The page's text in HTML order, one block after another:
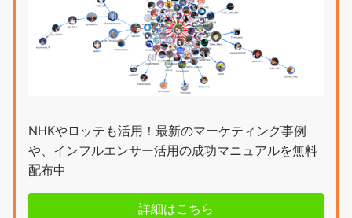
NHKやロッテも活用！最新のマーケティング事例
や、インフルエンサー活用の成功マニュアルを無料
配布中
詳細はこちら